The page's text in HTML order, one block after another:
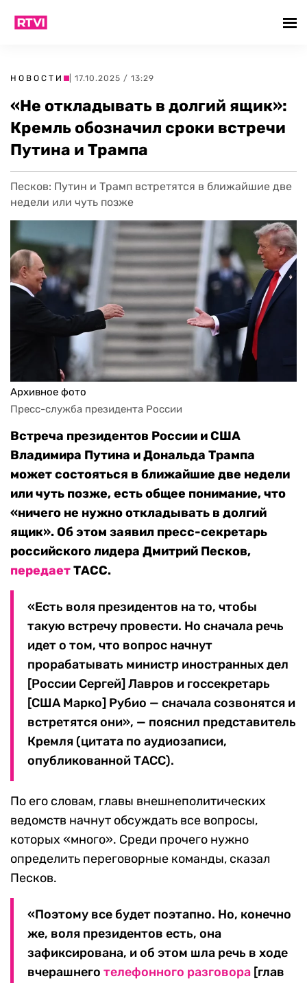
НОВОСТИ | 17.10.2025 / 13:29
«Не откладывать в долгий ящик»:
Кремль обозначил сроки встречи
Путина и Трампа
Песков: Путин и Трамп встретятся в ближайшие две
недели или чуть позже
Архивное фото
Пресс-служба президента России
Встреча президентов России и США
Владимира Путина и Дональда Трампа
может состояться в ближайшие две недели
или чуть позже, есть общее понимание, что
«ничего не нужно откладывать в долгий
ящик». Об этом заявил пресс-секретарь
российского лидера Дмитрий Песков,
передаетТАСС.
«Есть воля президентов на то, чтобы
такую встречу провести. Но сначала речь
идет о том, что вопрос начнут
прорабатывать министр иностранных дел
[России Сергей] Лавров и госсекретарь
[США Марко] Рубио — сначала созвонятся и
встретятся они», — пояснил представитель
Кремля (цитата по аудиозаписи,
опубликованной ТАСС).
По его словам, главы внешнеполитических
ведомств начнут обсуждать все вопросы,
которых «много». Среди прочего нужно
определить переговорные команды, сказал
Песков.
«Поэтому все будет поэтапно. Но, конечно
же, воля президентов есть, она
зафиксирована, и об этом шла речь в ходе
вчерашнего телефонного разговора [глав